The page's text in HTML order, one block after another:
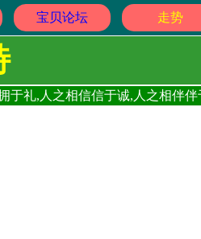
宝贝论坛 走势
于礼,人之相信信于诚,人之相伴伴